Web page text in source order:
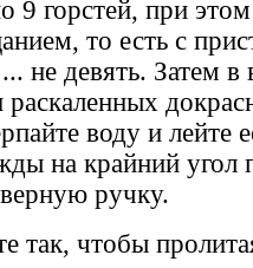
9 горстей, при
то есть с
не девять. Затем в
воду и лейте
на край­ний угол
ручку.
так, чтобы